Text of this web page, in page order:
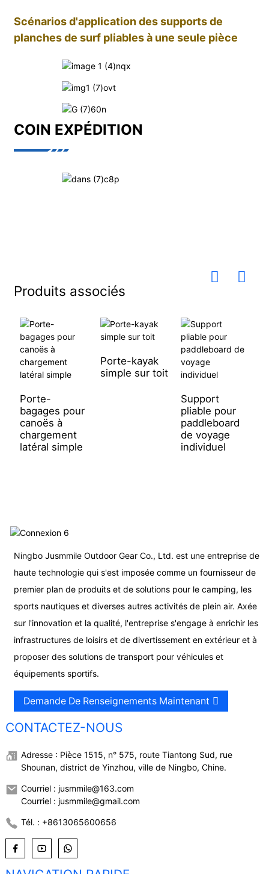
Scénarios d'application des supports de
planches de surf pliables à une seule pièce
COIN EXPÉDITION
Produits associés
Porte-
bagages pour
canoës à
chargement
latéral simple
Porte-kayak
simple sur toit
Support
pliable pour
paddleboard
de voyage
individuel
Ningbo Jusmmile Outdoor Gear Co., Ltd. est une entreprise de
haute technologie qui s'est imposée comme un fournisseur de
premier plan de produits et de solutions pour le camping, les
sports nautiques et diverses autres activités de plein air. Axée
sur l'innovation et la qualité, l'entreprise s'engage à enrichir les
infrastructures de loisirs et de divertissement en extérieur et à
proposer des solutions de transport pour véhicules et
équipements sportifs.
Demande De Renseignements Maintenant
CONTACTEZ-NOUS
Adresse : Pièce 1515, n° 575, route Tiantong Sud, rue
Shounan, district de Yinzhou, ville de Ningbo, Chine.
Courriel : jusmmile@163.com
Courriel : jusmmile@gmail.com
Tél. : +8613065600656